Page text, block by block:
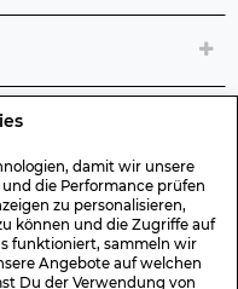
damit wir unsere
die Performance prüfen
zu personalisieren,
können und die Zugriffe auf
funktioniert, sammeln wir
Angebote auf welchen
Du der Verwendung von